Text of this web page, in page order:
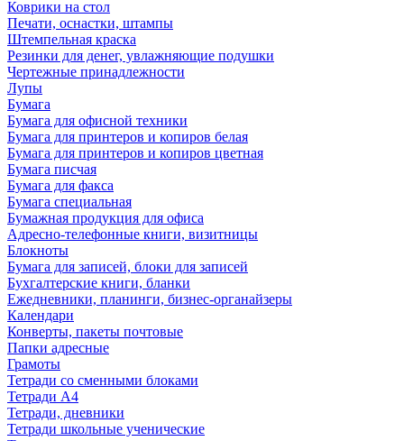
Коврики на стол
Печати, оснастки, штампы
Штемпельная краска
Резинки для денег, увлажняющие подушки
Чертежные принадлежности
Лупы
Бумага
Бумага для офисной техники
Бумага для принтеров и копиров белая
Бумага для принтеров и копиров цветная
Бумага писчая
Бумага для факса
Бумага специальная
Бумажная продукция для офиса
Адресно-телефонные книги, визитницы
Блокноты
Бумага для записей, блоки для записей
Бухгалтерские книги, бланки
Ежедневники, планинги, бизнес-органайзеры
Календари
Конверты, пакеты почтовые
Папки адресные
Грамоты
Тетради со сменными блоками
Тетради А4
Тетради, дневники
Тетради школьные ученические